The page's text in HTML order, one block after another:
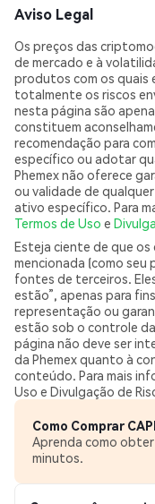
Aviso Legal
Os preços das
de mercado e à
produtos com os quais
totalmente os riscos
nesta página são
constituem
recomendação para
específico ou adotar
Phemex não oferece
ou validade de
ativo específico. Para
Termos de Uso e
Esteja ciente de que
mencionada (como seu
fontes de terceiros.
estão”, apenas para
representação ou
estão sob o controle
página não deve ser
da Phemex quanto à
conteúdo. Para mais
Uso e Divulgação de
Como Comprar
Aprenda como obter
minutos.